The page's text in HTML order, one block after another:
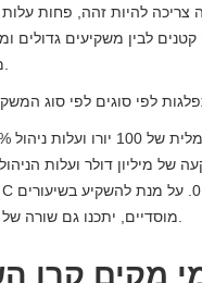
לבין משקיעים גדולים